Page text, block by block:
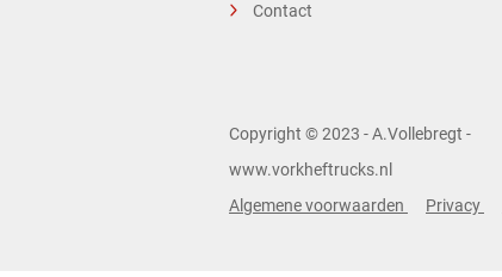
Contact
Copyright © 2023 - A.Vollebregt -
www.vorkheftrucks.nl
Algemene voorwaarden
Privacy